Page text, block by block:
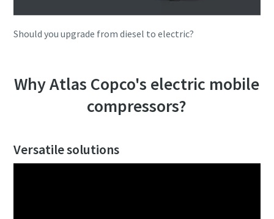
Should you upgrade from diesel to electric?
Why Atlas Copco's electric mobile
compressors?
Versatile solutions